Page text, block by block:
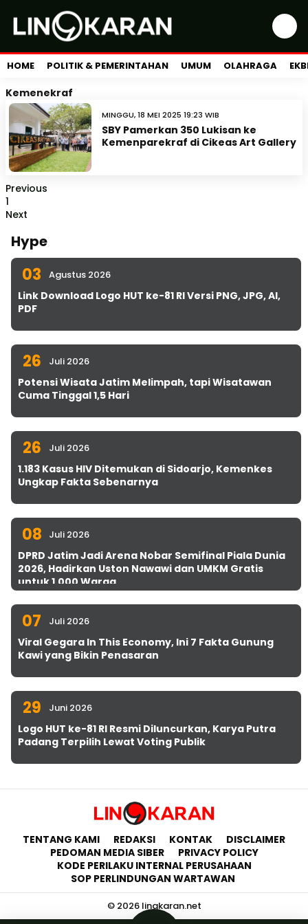
HOME POLITIK & PEMERINTAHAN UMUM OLAHRAGA
Kemenekraf
MINGGU, 18 MEI 2025 19:23 WIB
SBY Pamerkan 350 Lukisan ke
Kemenparekraf di Cikeas Art Gallery
Previous
1
Next
Hype
03 Agustus 2026
Link Download Logo HUT ke-81 RI Versi PNG, JPG, AI,
PDF
26 Juli 2026
Potensi Wisata Jatim Melimpah, tapi Wisatawan
Cuma Tinggal 1,5 Hari
26 Juli 2026
1.183 Kasus HIV Ditemukan di Sidoarjo, Kemenkes
Ungkap Fakta Sebenarnya
08 Juli 2026
DPRD Jatim Jadi Arena Nobar Semifinal Piala Dunia
2026, Hadirkan Uston Nawawi dan UMKM Gratis
untuk 1.000 Warga
07 Juli 2026
Viral Gegara In This Economy, Ini 7 Fakta Gunung
Kawi yang Bikin Penasaran
29 Juni 2026
Logo HUT ke-81 RI Resmi Diluncurkan, Karya Putra
Padang Terpilih Lewat Voting Publik
TENTANG KAMI REDAKSI KONTAK
DISCLAIMER
PEDOMAN MEDIA SIBER
PRIVACY POLICY
KODE PERILAKU INTERNAL PERUSAHAAN
SOP PERLINDUNGAN WARTAWAN
© 2026 lingkaran.net